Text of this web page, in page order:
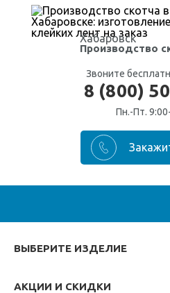
Хабаровск
Производство
Звоните
8 (800)
Пн.-Пт.
ВЫБЕРИТЕ ИЗДЕЛИЕ
АКЦИИ И СКИДКИ